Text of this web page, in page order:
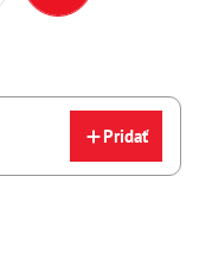
Pridať